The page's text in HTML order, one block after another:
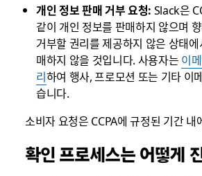
개인 정보 판매 거부 요청: Slack은
같이 개인 정보를 판매하지 않으며
거부할 권리를 제공하지 않은 상태
매하지 않을 것입니다. 사용자는 이
리하여 행사, 프로모션 또는 기타 이
습니다.
소비자 요청은 CCPA에 규정된 기간 내
확인 프로세스는 어떻게